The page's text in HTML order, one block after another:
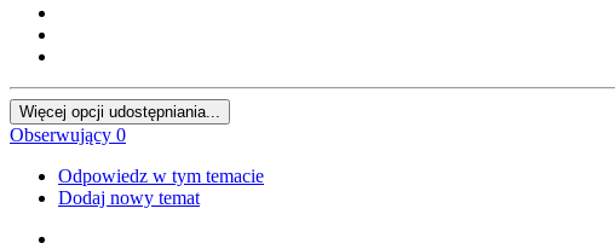
Więcej opcji udostępniania...
Obserwujący 0
Odpowiedz w tym temacie
Dodaj nowy temat